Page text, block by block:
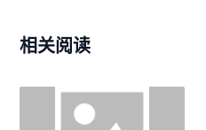
相关阅读